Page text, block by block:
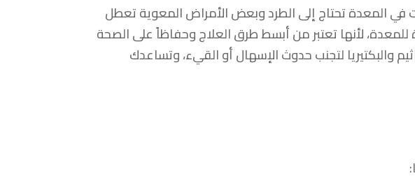
في المعدة تحتاج إلى الطرد وبعض الأمراض المعوية تعطل
لأنها تعتبر من أبسط طرق العلاج وحفاظاً على الصحة
والبكتيريا لتجنب حدوث الإسهال أو القيء، وتساعدك